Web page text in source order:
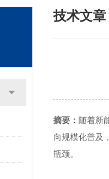
技术文章
摘要： 随着新
向规模化普及
瓶颈。